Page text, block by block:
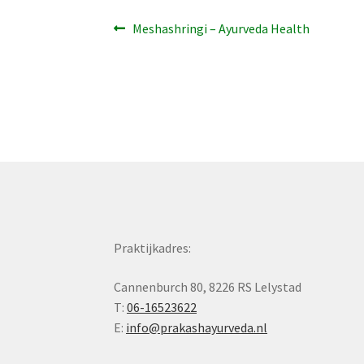
Bericht
Vorig
Meshashringi – Ayurveda Health
Praktijkadres:
Cannenburch 80, 8226 RS Lelystad
T:06-16523622
E: info@prakashayurveda.nl